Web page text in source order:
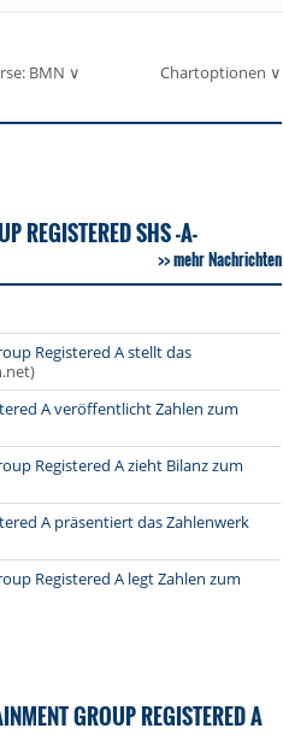
BMN ∨ Chartoptionen ∨
REGISTERED SHS -A-
mehr Nachrichten
Registered A stellt das
A veröffentlicht Zahlen zum
Registered A zieht Bilanz zum
A präsentiert das Zahlenwerk
Registered A legt Zahlen zum
GROUP REGISTERED A